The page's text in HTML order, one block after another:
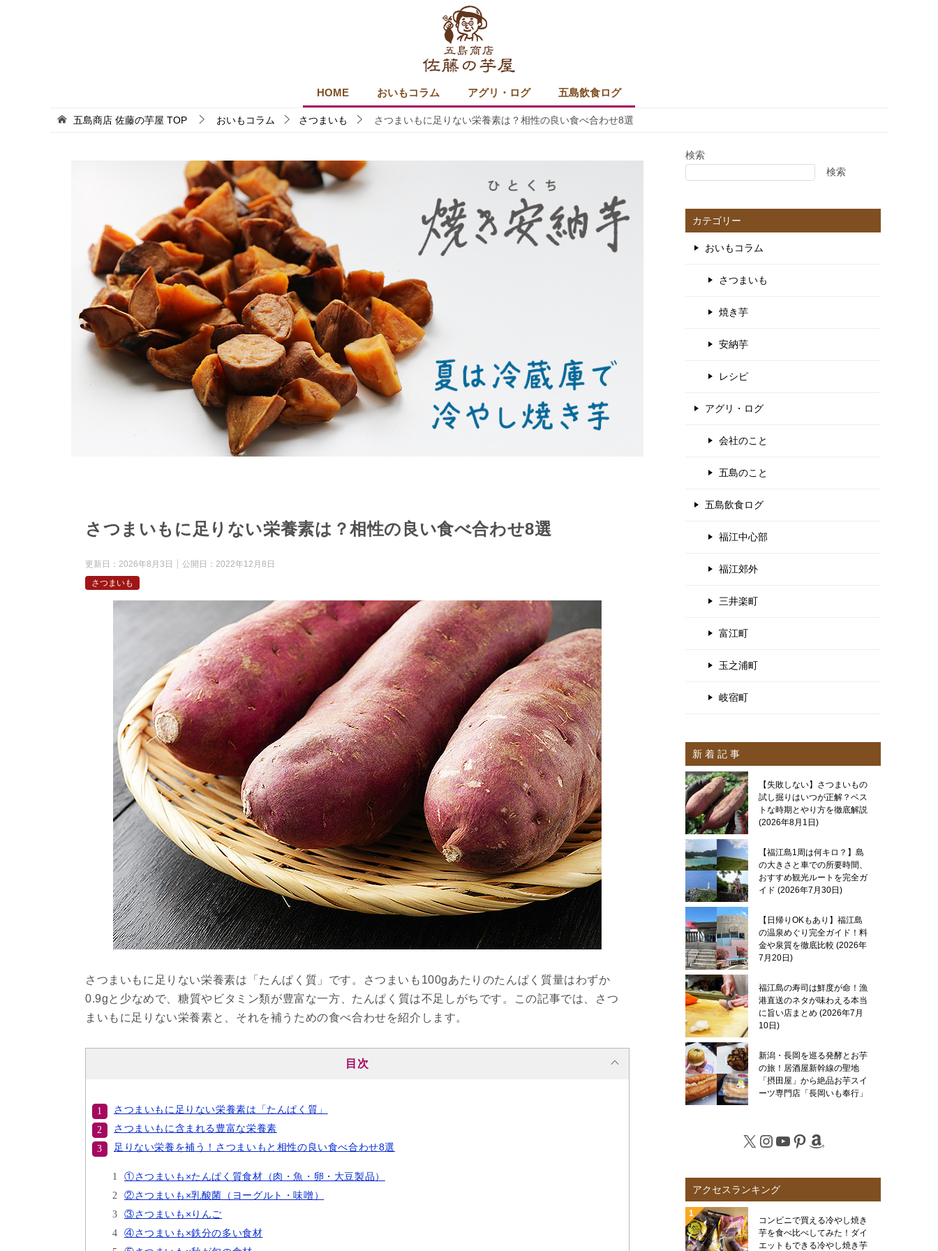
HOME おいもコラム アグリ・ログ 五島飲食ログ
五島商店 佐藤の芋屋 TOP おいもコラム さつまいも さつまいもに足りない栄養素は？相性の良い食べ合わせ8選
さつまいもに足りない栄養素は？相性の良い食べ合わせ8選
更新日： 2026年8月3日 公開日： 2022年12月8日
さつまいも
さつまいもに足りない栄養素は「たんぱく質」です。さつまいも100gあたりのたんぱく質量はわずか
0.9gと少なめで、糖質やビタミン類が豊富な一方、たんぱく質は不足しがちです。この記事では、さつ
まいもに足りない栄養素と、それを補うための食べ合わせを紹介します。
目次
さつまいもに足りない栄養素は「たんぱく質」
さつまいもに含まれる豊富な栄養素
足りない栄養を補う！さつまいもと相性の良い食べ合わせ8選
①さつまいも×たんぱく質食材（肉・魚・卵・大豆製品）
②さつまいも×乳酸菌（ヨーグルト・味噌）
③さつまいも×りんご
④さつまいも×鉄分の多い食材
検索
検索
カテゴリー
おいもコラム
さつまいも
焼き芋
安納芋
レシピ
アグリ・ログ
会社のこと
五島のこと
五島飲食ログ
福江中心部
福江郊外
三井楽町
富江町
玉之浦町
岐宿町
新 着 記 事
【失敗しない】さつまいもの
試し掘りはいつが正解？ベス
トな時期とやり方を徹底解説
2026年8月1日
【福江島1周は何キロ？】島
の大きさと車での所要時間、
おすすめ観光ルートを完全ガ
イド 2026年7月30日
【日帰りOKもあり】福江島
の温泉めぐり完全ガイド！料
金や泉質を徹底比較 2026年
7月20日
福江島の寿司は鮮度が命！漁
港直送のネタが味わえる本当
に旨い店まとめ 2026年7月
10日
新潟・長岡を巡る発酵とお芋
の旅！居酒屋新幹線の聖地
「摂田屋」から絶品お芋スイ
ーツ専門店「長岡いも奉行」
X Instagram
YouTube
Pinterest
Amazon
アクセスランキング
コンビニで買える冷やし焼き
芋を食べ比べしてみた！ダイ
エットもできる冷やし焼き芋